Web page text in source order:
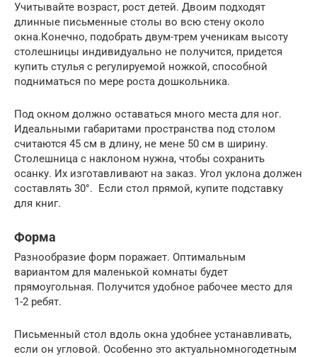
Учитывайте возраст, рост детей. Двоим подходят
длинные письменные столы во всю стену около
окна.Конечно, подобрать двум-трем ученикам высоту
столешницы индивидуально не получится, придется
купить стулья с регулируемой ножкой, способной
подниматься по мере роста дошкольника.
Под окном должно оставаться много места для ног.
Идеальными габаритами пространства под столом
считаются 45 см в длину, не мене 50 см в ширину.
Столешница с наклоном нужна, чтобы сохранить
осанку. Их изготавливают на заказ. Угол уклона должен
составлять 30°. Если стол прямой, купите подставку
для книг.
Форма
Разнообразие форм поражает. Оптимальным
вариантом для маленькой комнаты будет
прямоугольная. Получится удобное рабочее место для
1-2 ребят.
Письменный стол вдоль окна удобнее устанавливать,
если он угловой. Особенно это актуальномногодетным